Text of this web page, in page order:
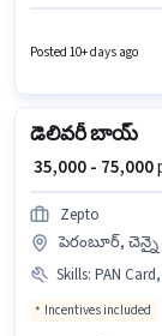
సంవత్సరాల అనుభవం
₹57000 వరకు
Posted 10+ days ago
డెలివరీ బాయ్
₹ 35,000 - 75,000
Zepto
పెరంబూర్, చెన్నై
Skills: PAN
Incentives included